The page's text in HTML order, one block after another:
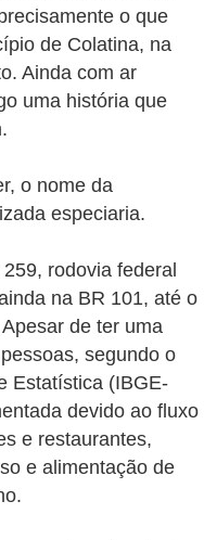
o que
de Colatina, na
Ainda com ar
uma história que
o nome da
especiaria.
rodovia federal
na BR 101, até o
de ter uma
segundo o
Estatística (IBGE-
devido ao fluxo
e restaurantes,
e alimentação de